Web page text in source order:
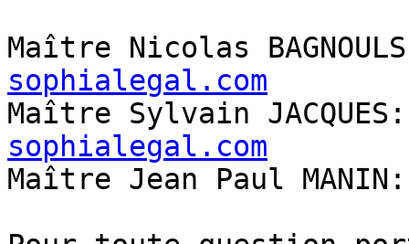
Maître Nicolas
sophialegal.com
Maître Sylvain
sophialegal.com
Maître Jean Paul